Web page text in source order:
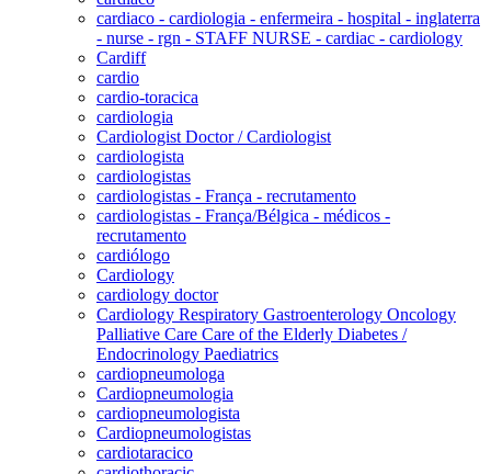
cardiaco - cardiologia - enfermeira - hospital - inglaterra
- nurse - rgn - STAFF NURSE - cardiac - cardiology
Cardiff
cardio
cardio-toracica
cardiologia
Cardiologist Doctor / Cardiologist
cardiologista
cardiologistas
cardiologistas - França - recrutamento
cardiologistas - França/Bélgica - médicos -
recrutamento
cardiólogo
Cardiology
cardiology doctor
Cardiology Respiratory Gastroenterology Oncology
Palliative Care Care of the Elderly Diabetes /
Endocrinology Paediatrics
cardiopneumologa
Cardiopneumologia
cardiopneumologista
Cardiopneumologistas
cardiotaracico